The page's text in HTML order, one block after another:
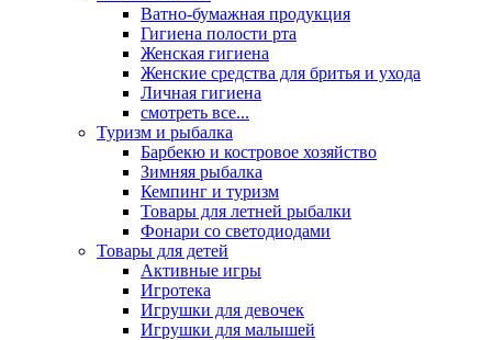
Ватно-бумажная продукция
Гигиена полости рта
Женская гигиена
Женские средства для бритья и ухода
Личная гигиена
смотреть все...
Туризм и рыбалка
Барбекю и костровое хозяйство
Зимняя рыбалка
Кемпинг и туризм
Товары для летней рыбалки
Фонари со светодиодами
Товары для детей
Активные игры
Игротека
Игрушки для девочек
Игрушки для малышей